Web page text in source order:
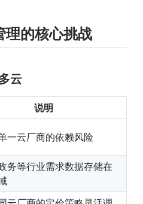
理的核心挑战
云
说明
一云厂商的依赖风险
务等行业需求数据存储在